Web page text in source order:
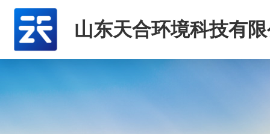
山东天合环境科技有